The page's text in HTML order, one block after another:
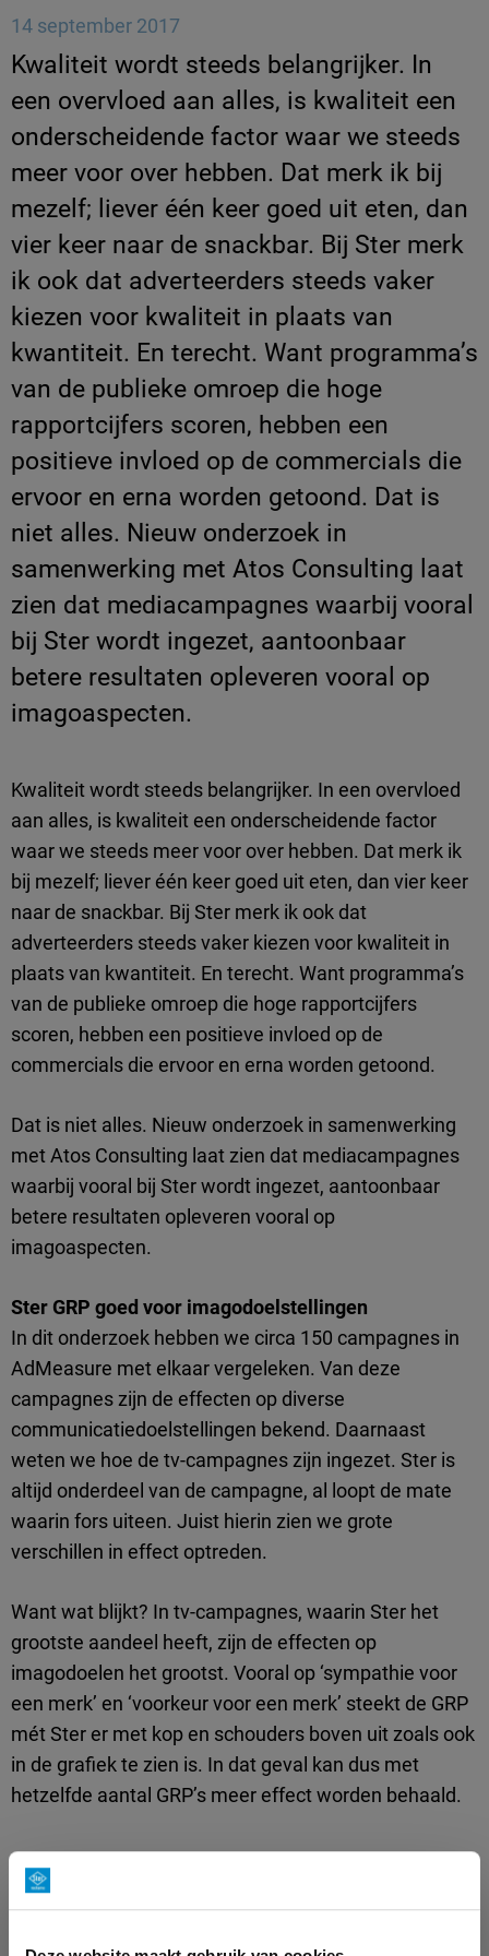
14 september 2017
Kwaliteit wordt steeds belangrijker. In
een overvloed aan alles, is kwaliteit een
onderscheidende factor waar we steeds
meer voor over hebben. Dat merk ik bij
mezelf; liever één keer goed uit eten, dan
vier keer naar de snackbar. Bij Ster merk
ik ook dat adverteerders steeds vaker
kiezen voor kwaliteit in plaats van
kwantiteit. En terecht. Want programma’s
van de publieke omroep die hoge
rapportcijfers scoren, hebben een
positieve invloed op de commercials die
ervoor en erna worden getoond. Dat is
niet alles. Nieuw onderzoek in
samenwerking met Atos Consulting laat
zien dat mediacampagnes waarbij vooral
bij Ster wordt ingezet, aantoonbaar
betere resultaten opleveren vooral op
imagoaspecten.
Kwaliteit wordt steeds belangrijker. In een overvloed
aan alles, is kwaliteit een onderscheidende factor
waar we steeds meer voor over hebben. Dat merk ik
bij mezelf; liever één keer goed uit eten, dan vier keer
naar de snackbar. Bij Ster merk ik ook dat
adverteerders steeds vaker kiezen voor kwaliteit in
plaats van kwantiteit. En terecht. Want programma’s
van de publieke omroep die hoge rapportcijfers
scoren, hebben een positieve invloed op de
commercials die ervoor en erna worden getoond.
Dat is niet alles. Nieuw onderzoek in samenwerking
met Atos Consulting laat zien dat mediacampagnes
waarbij vooral bij Ster wordt ingezet, aantoonbaar
betere resultaten opleveren vooral op
imagoaspecten.
Ster GRP goed voor imagodoelstellingen
In dit onderzoek hebben we circa 150 campagnes in
AdMeasure met elkaar vergeleken. Van deze
campagnes zijn de effecten op diverse
communicatiedoelstellingen bekend. Daarnaast
weten we hoe de tv-campagnes zijn ingezet. Ster is
altijd onderdeel van de campagne, al loopt de mate
waarin fors uiteen. Juist hierin zien we grote
verschillen in effect optreden.
Want wat blijkt? In tv-campagnes, waarin Ster het
grootste aandeel heeft, zijn de effecten op
imagodoelen het grootst. Vooral op ‘sympathie voor
een merk’ en ‘voorkeur voor een merk’ steekt de GRP
mét Ster er met kop en schouders boven uit zoals ook
in de grafiek te zien is. In dat geval kan dus met
hetzelfde aantal GRP’s meer effect worden behaald.
Kwaliteit programma heeft effect op
reclamebeleving